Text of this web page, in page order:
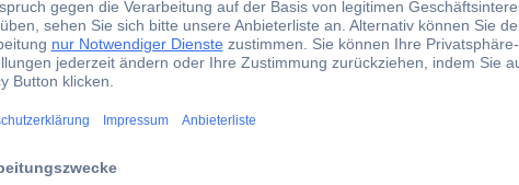
Leiter mit Silikon-Isolation
Leiter mit Radox-Isolation
Leiter mit PTFE-Isolation
Leiter mit Kapton-Isolation
Leiter mit Gummi-Isolation